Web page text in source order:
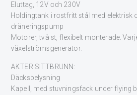
Eluttag, 12V och 230V
Holdingtank i rostfritt stål med elektrisk
dräneringspump
Motorer, två st, flexibelt monterade.
växelströmsgenerator.
AKTER SITTBRUNN:
Däcksbelysning
Kapell, med stuvningsfack under flying